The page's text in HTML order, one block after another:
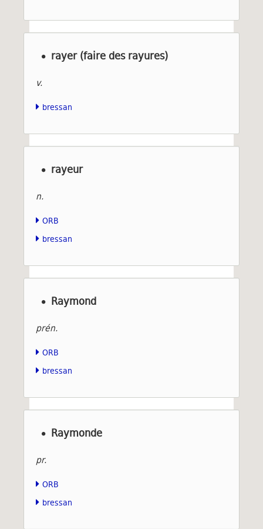
rayer (faire des rayures)
v.
bressan
rayeur
n.
ORB
bressan
Raymond
prén.
ORB
bressan
Raymonde
pr.
ORB
bressan